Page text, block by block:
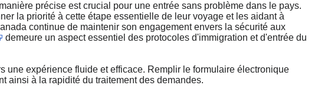
précise est crucial pour une entrée sans problème dans le pays.
la priorité à cette étape essentielle de leur voyage et les aidant à
continue de maintenir son engagement envers la sécurité aux
demeure un aspect essentiel des protocoles d'immigration et d'entrée du
une expérience fluide et efficace. Remplir le formulaire électronique
ainsi à la rapidité du traitement des demandes.